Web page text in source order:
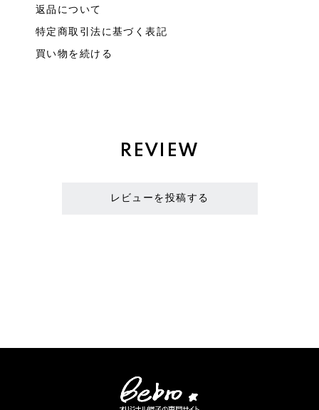
返品について
特定商取引法に基づく表記
買い物を続ける
REVIEW
レビューを投稿する